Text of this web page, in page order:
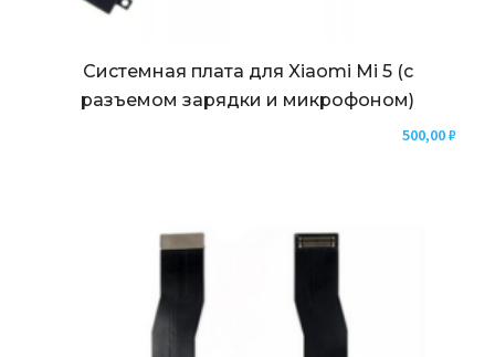
Системная плата для Xiaomi Mi 5 (с
разъемом зарядки и микрофоном)
500,00₽